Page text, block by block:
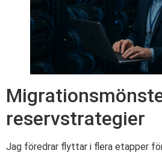
reservstrategier
Jag föredrar flyttar i flera etapper